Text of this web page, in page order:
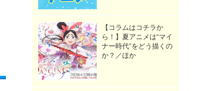
【コラムはコチラか
ら！】夏アニメは“マイ
ナー時代”をどう描くの
か？／ほか